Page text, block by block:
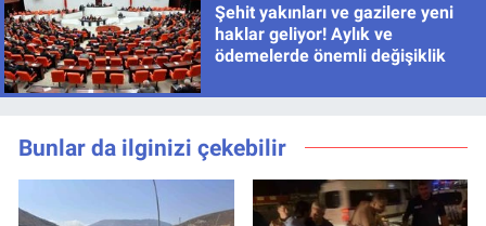
Şehit yakınları ve gazilere yeni
haklar geliyor! Aylık ve
ödemelerde önemli değişiklik
Bunlar da ilginizi çekebilir